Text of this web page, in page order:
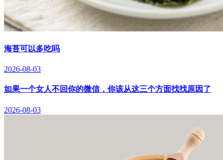
海苔可以多吃吗
2026-08-03
如果一个女人不回你的微信，你该从这三个方面找找原因了
2026-08-03